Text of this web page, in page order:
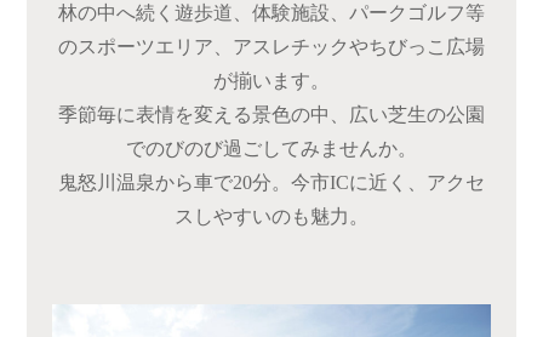
林の中へ続く遊歩道、体験施設、パークゴルフ等
のスポーツエリア、アスレチックやちびっこ広場
が揃います。
季節毎に表情を変える景色の中、広い芝生の公園
でのびのび過ごしてみませんか。
鬼怒川温泉から車で20分。今市ICに近く、アクセ
スしやすいのも魅力。